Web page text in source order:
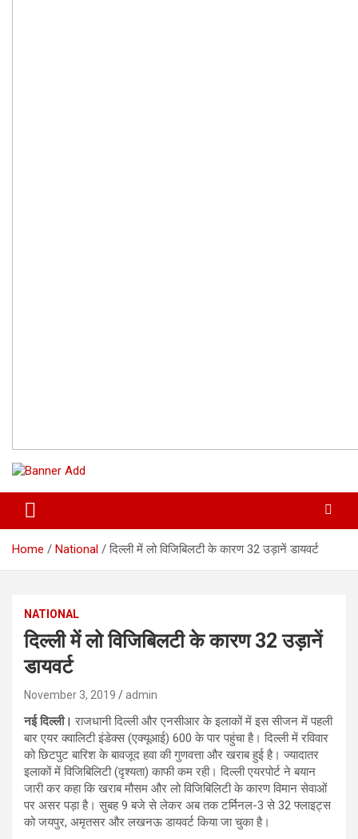
Home National दिल्ली में लो विजिबिलटी के कारण 32 उड़ानें डायवर्ट
NATIONAL
दिल्ली में लो विजिबिलटी के कारण 32 उड़ानें
डायवर्ट
November 3, 2019 admin
नई दिल्ली। राजधानी दिल्ली और एनसीआर के इलाकों में इस सीजन में पहली
बार एयर क्वालिटी इंडेक्स (एक्यूआई) 600 के पार पहुंचा है। दिल्ली में रविवार
को छिटपुट बारिश के बावजूद हवा की गुणवत्ता और खराब हुई है। ज्यादातर
इलाकों में विजिबिलिटी (दृश्यता) काफी कम रही। दिल्ली एयरपोर्ट ने बयान
जारी कर कहा कि खराब मौसम और लो विजिबिलिटी के कारण विमान सेवाओं
पर असर पड़ा है। सुबह 9 बजे से लेकर अब तक टर्मिनल-3 से 32 फ्लाइट्स
को जयपुर, अमृतसर और लखनऊ डायवर्ट किया जा चुका है।